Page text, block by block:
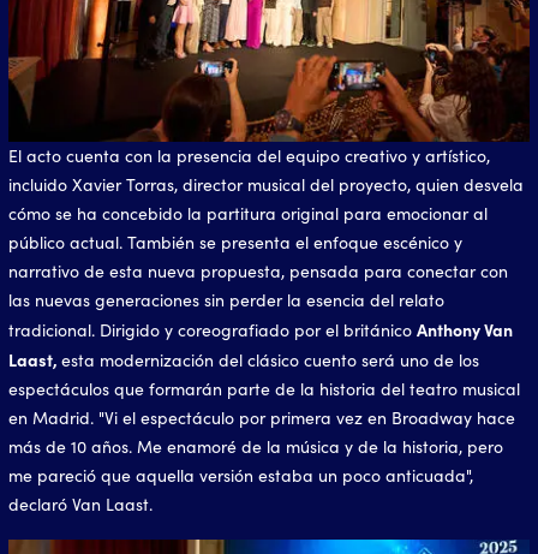
El acto cuenta con la presencia del equipo creativo y artístico,
incluido Xavier Torras, director musical del proyecto, quien desvela
cómo se ha concebido la partitura original para emocionar al
público actual. También se presenta el enfoque escénico y
narrativo de esta nueva propuesta, pensada para conectar con
las nuevas generaciones sin perder la esencia del relato
tradicional. Dirigido y coreografiado por el británico Anthony Van
Laast, esta modernización del clásico cuento será uno de los
espectáculos que formarán parte de la historia del teatro musical
en Madrid. "Vi el espectáculo por primera vez en Broadway hace
más de 10 años. Me enamoré de la música y de la historia, pero
me pareció que aquella versión estaba un poco anticuada",
declaró Van Laast.